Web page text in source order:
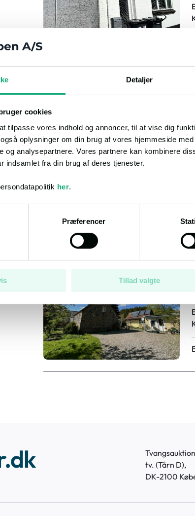
Detaljer
cookies
tilpasse vores indhold og annoncer, til at vise dig
oplysninger om din brug af vores hjemmeside
og analysepartnere. Vores partnere kan kombinere
indsamlet fra din brug af deres tjenester.
her.
Præferencer
Tillad valgte
Beboelsesejendom
tv. (Tårn D),
DK-2100